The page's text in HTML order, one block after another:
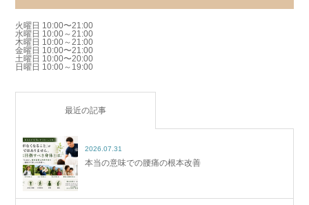
火曜日 10:00〜21:00
水曜日 10:00～21:00
木曜日 10:00～21:00
金曜日 10:00〜21:00
土曜日 10:00〜20:00
日曜日 10:00～19:00
最近の記事
2026.07.31
本当の意味での腰痛の根本改善